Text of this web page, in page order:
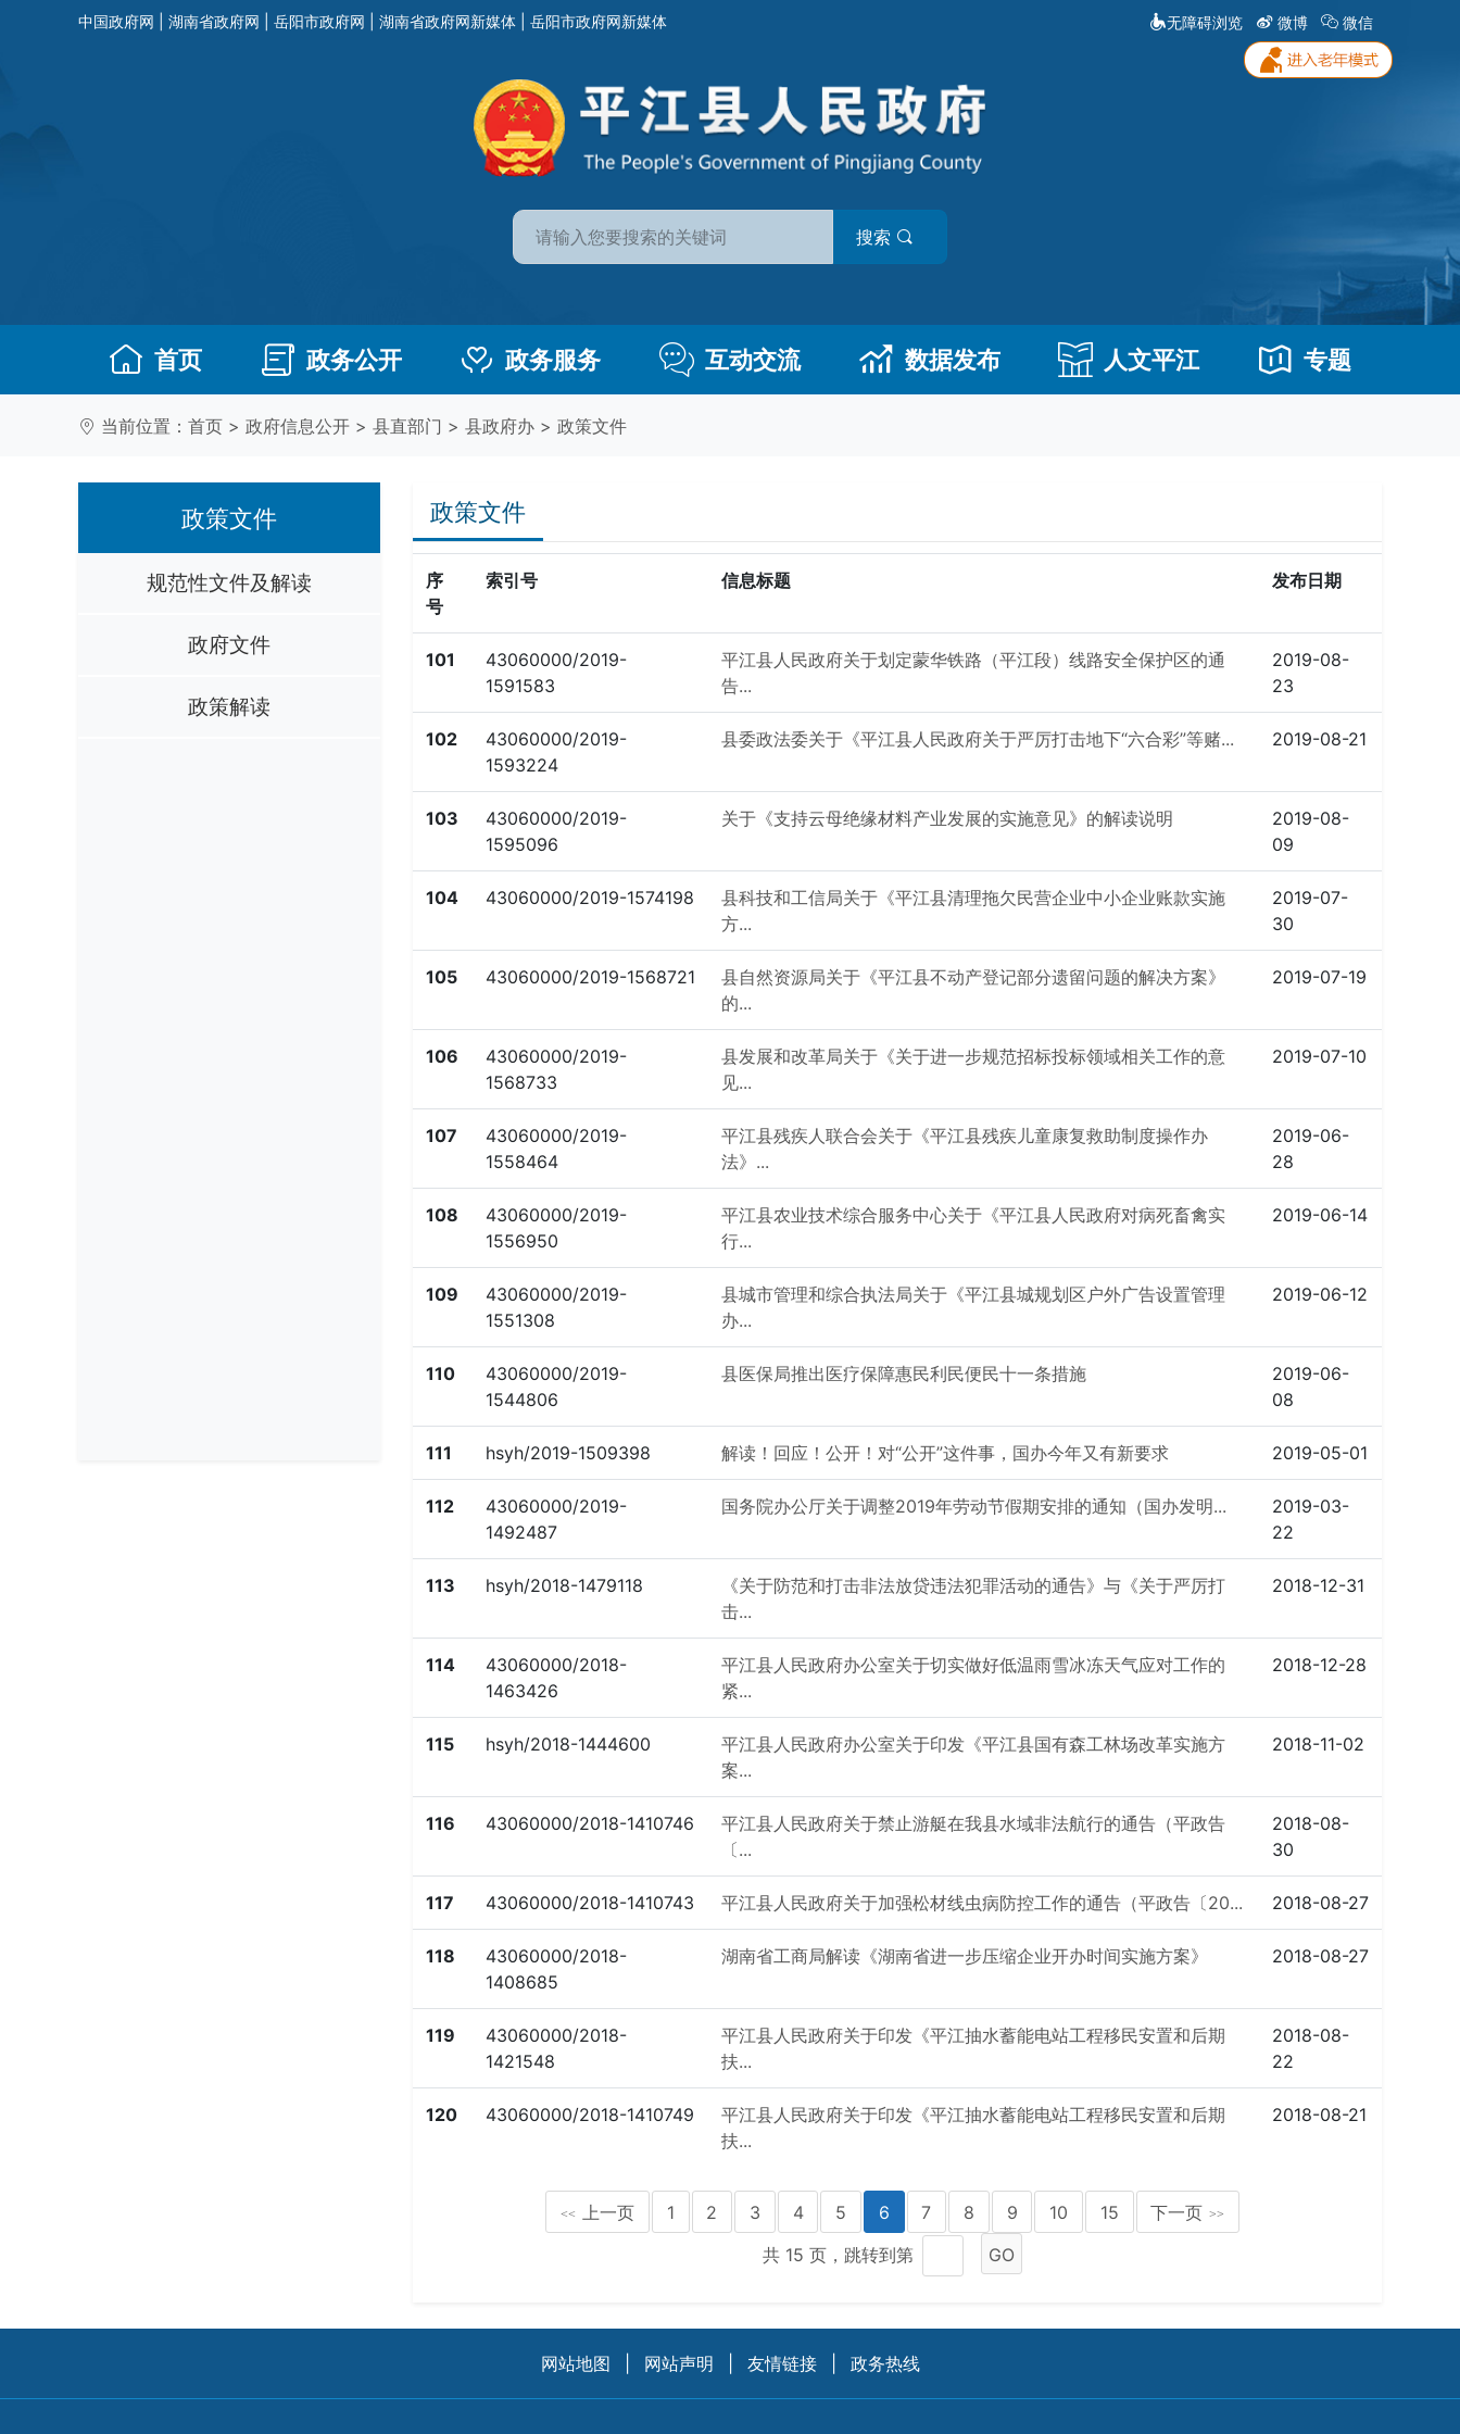
中国政府网 湖南省政府网 岳阳市政府网 湖南省政府网新媒体 岳阳市政府网新媒体 无障碍浏览 微博 微信
搜索
首页 政务公开 政务服务 互动交流 数据发布 人文平江 专题
当前位置： 首页 > 政府信息公开 > 县直部门 > 县政府办 > 政策文件
政策文件
规范性文件及解读
政府文件
政策解读
政策文件
序
号
索引号 信息标题 发布日期
101
43060000/2019-
1591583
平江县人民政府关于划定蒙华铁路（平江段）线路安全保护区的通
告...
2019-08-
23
102
43060000/2019-
1593224
县委政法委关于《平江县人民政府关于严厉打击地下“六合彩”等赌... 2019-08-21
103
43060000/2019-
1595096
关于《支持云母绝缘材料产业发展的实施意见》的解读说明
2019-08-
09
104 43060000/2019-1574198
县科技和工信局关于《平江县清理拖欠民营企业中小企业账款实施
方...
2019-07-
30
105 43060000/2019-1568721
县自然资源局关于《平江县不动产登记部分遗留问题的解决方案》
的...
2019-07-19
106
43060000/2019-
1568733
县发展和改革局关于《关于进一步规范招标投标领域相关工作的意
见...
2019-07-10
107
43060000/2019-
1558464
平江县残疾人联合会关于《平江县残疾儿童康复救助制度操作办
法》...
2019-06-
28
108
43060000/2019-
1556950
平江县农业技术综合服务中心关于《平江县人民政府对病死畜禽实
行...
2019-06-14
109
43060000/2019-
1551308
县城市管理和综合执法局关于《平江县城规划区户外广告设置管理
办...
2019-06-12
110
43060000/2019-
1544806
县医保局推出医疗保障惠民利民便民十一条措施
2019-06-
08
111 hsyh/2019-1509398 解读！回应！公开！对“公开”这件事，国办今年又有新要求 2019-05-01
112
43060000/2019-
1492487
国务院办公厅关于调整2019年劳动节假期安排的通知（国办发明...
2019-03-
22
113 hsyh/2018-1479118
《关于防范和打击非法放贷违法犯罪活动的通告》与《关于严厉打
击...
2018-12-31
114
43060000/2018-
1463426
平江县人民政府办公室关于切实做好低温雨雪冰冻天气应对工作的
紧...
2018-12-28
115 hsyh/2018-1444600
平江县人民政府办公室关于印发《平江县国有森工林场改革实施方
案...
2018-11-02
116 43060000/2018-1410746
平江县人民政府关于禁止游艇在我县水域非法航行的通告（平政告
〔...
2018-08-
30
117 43060000/2018-1410743 平江县人民政府关于加强松材线虫病防控工作的通告（平政告〔20... 2018-08-27
118
43060000/2018-
1408685
湖南省工商局解读《湖南省进一步压缩企业开办时间实施方案》 2018-08-27
119
43060000/2018-
1421548
平江县人民政府关于印发《平江抽水蓄能电站工程移民安置和后期
扶...
2018-08-
22
120 43060000/2018-1410749
平江县人民政府关于印发《平江抽水蓄能电站工程移民安置和后期
扶...
2018-08-21
<< 上一页 1 2 3 4 5 6 7 8 9 10 15 下一页 >>
共 15 页，跳转到第 GO
网站地图 网站声明 友情链接 政务热线